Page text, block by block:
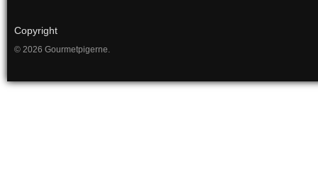
Copyright
© 2026 Gourmetpigerne.